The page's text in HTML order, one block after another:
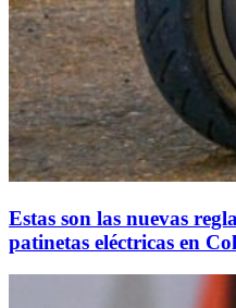
Estas son las nuevas
patinetas eléctricas en